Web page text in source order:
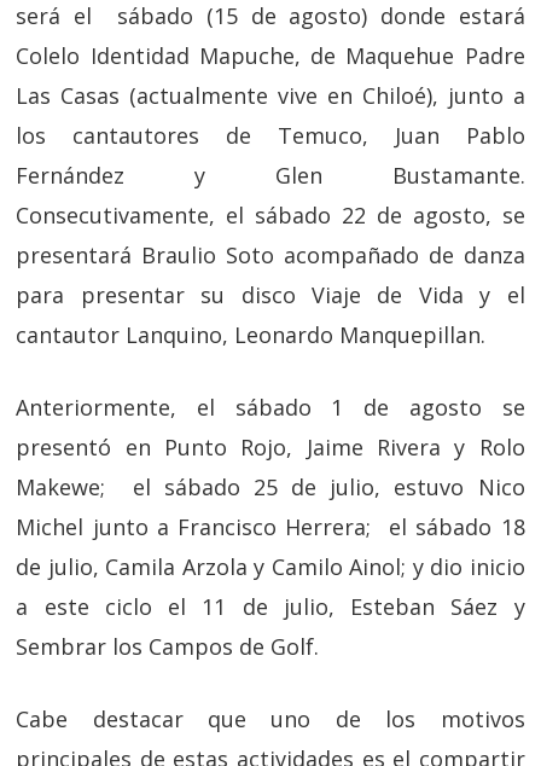
será el sábado (15 de agosto) donde estará
Colelo Identidad Mapuche, de Maquehue Padre
Las Casas (actualmente vive en Chiloé), junto a
los cantautores de Temuco, Juan Pablo
Fernández y Glen Bustamante.
Consecutivamente, el sábado 22 de agosto, se
presentará Braulio Soto acompañado de danza
para presentar su disco Viaje de Vida y el
cantautor Lanquino, Leonardo Manquepillan.
Anteriormente, el sábado 1 de agosto se
presentó en Punto Rojo, Jaime Rivera y Rolo
Makewe; el sábado 25 de julio, estuvo Nico
Michel junto a Francisco Herrera; el sábado 18
de julio, Camila Arzola y Camilo Ainol; y dio inicio
a este ciclo el 11 de julio, Esteban Sáez y
Sembrar los Campos de Golf.
Cabe destacar que uno de los motivos
principales de estas actividades es el compartir